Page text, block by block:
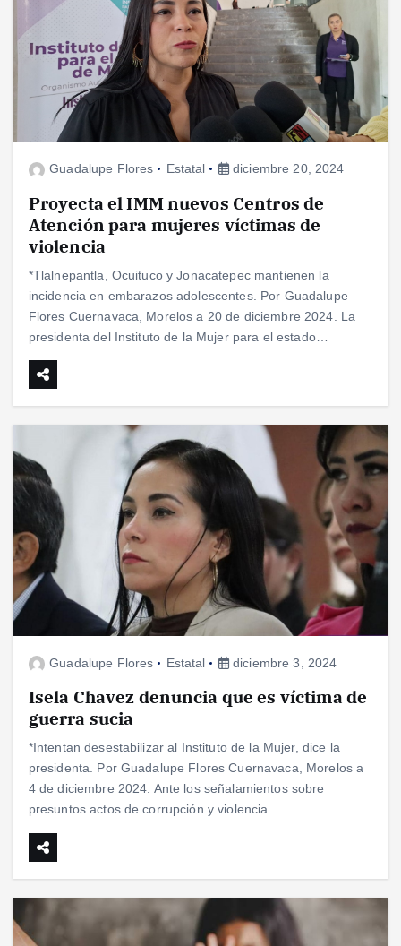
Guadalupe Flores Estatal diciembre 20, 2024
Proyecta el IMM nuevos Centros de
Atención para mujeres víctimas de
violencia
*Tlalnepantla, Ocuituco y Jonacatepec mantienen la
incidencia en embarazos adolescentes. Por Guadalupe
Flores Cuernavaca, Morelos a 20 de diciembre 2024. La
presidenta del Instituto de la Mujer para el estado…
Guadalupe Flores Estatal diciembre 3, 2024
Isela Chavez denuncia que es víctima de
guerra sucia
*Intentan desestabilizar al Instituto de la Mujer, dice la
presidenta. Por Guadalupe Flores Cuernavaca, Morelos a
4 de diciembre 2024. Ante los señalamientos sobre
presuntos actos de corrupción y violencia…